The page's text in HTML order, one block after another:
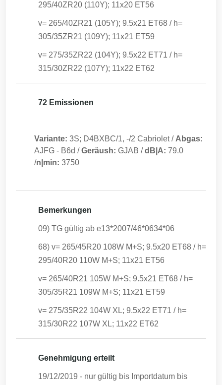
295/40ZR20 (110Y); 11x20 ET56
v= 265/40ZR21 (105Y); 9.5x21 ET68 / h=
305/35ZR21 (109Y); 11x21 ET59
v= 275/35ZR22 (104Y); 9.5x22 ET71 / h=
315/30ZR22 (107Y); 11x22 ET62
72 Emissionen
Variante: 3S; D4BXBC/1, -/2 Cabriolet/ Abgas:
AJFG - B6d /Geräush: GJAB /dB|A: 79.0
/n|min: 3750
Bemerkungen
09) TG gültig ab e13*2007/46*0634*06
68) v= 265/45R20 108W M+S; 9.5x20 ET68 / h=
295/40R20 110W M+S; 11x21 ET56
v= 265/40R21 105W M+S; 9.5x21 ET68 / h=
305/35R21 109W M+S; 11x21 ET59
v= 275/35R22 104W XL; 9.5x22 ET71 / h=
315/30R22 107W XL; 11x22 ET62
Genehmigung erteilt
19/12/2019 - nur gültig bis Importdatum bis